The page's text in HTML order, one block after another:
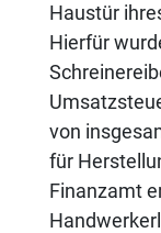
Haustür
Hierfür
von
für
Finanzamt